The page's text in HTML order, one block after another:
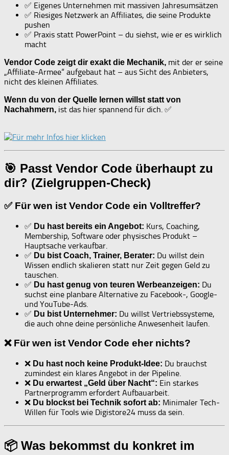
✅ Eigenes Unternehmen mit massiven Jahresumsätzen
✅ Riesiges Netzwerk an Affiliates, die seine Produkte
pushen
✅ Praxis statt PowerPoint – du siehst, wie er es wirklich
macht
Vendor Code zeigt dir exakt die Mechanik, mit der er seine
„Affiliate-Armee“ aufgebaut hat – aus Sicht des Anbieters,
nicht des kleinen Affiliates.
Wenn du von der Quelle lernen willst statt von
Nachahmern, ist das hier spannend für dich. ✅
🎯 Passt Vendor Code überhaupt zu
dir? (Zielgruppen-Check)
✅ Für wen ist Vendor Code ein Volltreffer?
✅ Du hast bereits ein Angebot: Kurs, Coaching,
Membership, Software oder physisches Produkt –
Hauptsache verkaufbar.
✅ Du bist Coach, Trainer, Berater: Du willst dein
Wissen endlich skalieren statt nur Zeit gegen Geld zu
tauschen.
✅ Du hast genug von teuren Werbeanzeigen: Du
suchst eine planbare Alternative zu Facebook-, Google-
und YouTube-Ads.
✅ Du bist Unternehmer: Du willst Vertriebssysteme,
die auch ohne deine persönliche Anwesenheit laufen.
❌ Für wen ist Vendor Code eher nichts?
❌ Du hast noch keine Produkt-Idee: Du brauchst
zumindest ein klares Angebot in der Pipeline.
❌ Du erwartest „Geld über Nacht“: Ein starkes
Partnerprogramm erfordert Aufbauarbeit.
❌ Du blockst bei Technik sofort ab: Minimaler Tech-
Willen für Tools wie Digistore24 muss da sein.
📦 Was bekommst du konkret im